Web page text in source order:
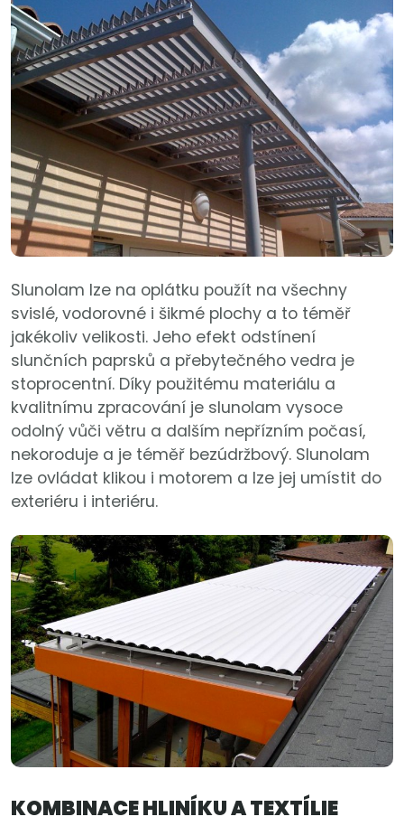
Slunolam lze na oplátku použít na všechny
svislé, vodorovné i šikmé plochy a to téměř
jakékoliv velikosti. Jeho efekt odstínení
slunčních paprsků a přebytečného vedra je
stoprocentní. Díky použitému materiálu a
kvalitnímu zpracování je slunolam vysoce
odolný vůči větru a dalším nepřízním počasí,
nekoroduje a je téměř bezúdržbový. Slunolam
lze ovládat klikou i motorem a lze jej umístit do
exteriéru i interiéru.
KOMBINACE HLINÍKU A TEXTÍLIE